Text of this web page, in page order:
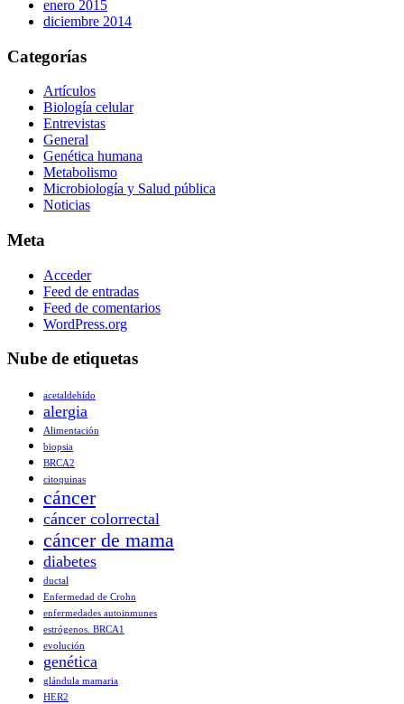
enero 2015
diciembre 2014
Categorías
Artículos
Biología celular
Entrevistas
General
Genética humana
Metabolismo
Microbiología y Salud pública
Noticias
Meta
Acceder
Feed de entradas
Feed de comentarios
WordPress.org
Nube de etiquetas
acetaldehído
alergia
Alimentación
biopsia
BRCA2
citoquinas
cáncer
cáncer colorrectal
cáncer de mama
diabetes
ductal
Enfermedad de Crohn
enfermedades autoinmunes
estrógenos. BRCA1
evolución
genética
glándula mamaria
HER2